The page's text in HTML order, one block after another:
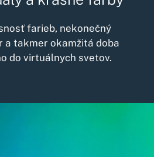
farieb, nekonečný
a takmer okamžitá doba
do virtuálnych svetov.